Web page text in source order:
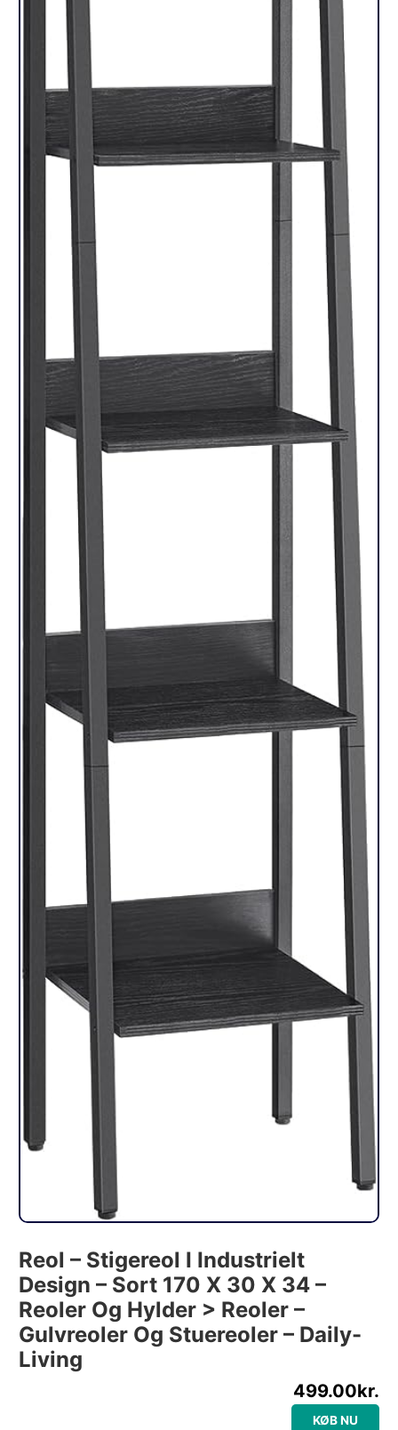
Reol – Stigereol I Industrielt
Design – Sort 170 X 30 X 34 –
Reoler Og Hylder > Reoler –
Gulvreoler Og Stuereoler – Daily-
Living
499.00kr.
KØB NU